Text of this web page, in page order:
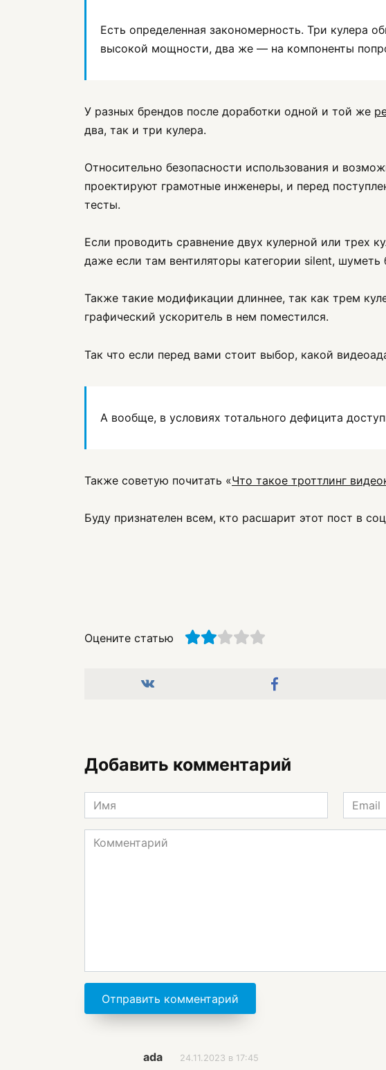
Есть определенная закономерность. Три кулера
высокой мощности, два же — на компоненты
У разных брендов после доработки одной и той же
два, так и три кулера.
Относительно безопасности использования и
проектируют грамотные инженеры, и перед
тесты.
Если проводить сравнение двух кулерной или трех
даже если там вентиляторы категории silent, шуметь
Также такие модификации длиннее, так как трем
графический ускоритель в нем поместился.
Так что если перед вами стоит выбор, какой
А вообще, в условиях тотального дефицита
Также советую почитать «Что такое троттлинг
Буду признателен всем, кто расшарит этот пост в
Оцените статью
Добавить комментарий
Имя
*
Email
*
Комментарий
ada 24.11.2023 в 17:45